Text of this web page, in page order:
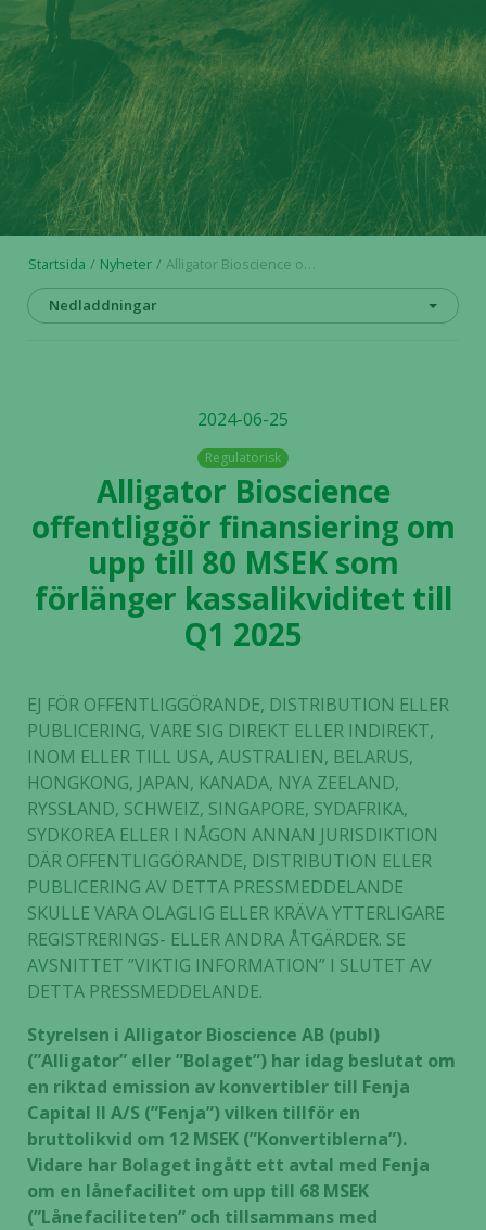
Startsida Nyheter Alligator Bioscience offentliggör finansiering om upp till 80 MSEK som förlänger kassalikviditet till Q1 2025
Nedladdningar
2024-06-25
Regulatorisk
Alligator Bioscience
offentliggör finansiering om
upp till 80 MSEK som
förlänger kassalikviditet till
Q1 2025
EJ FÖR OFFENTLIGGÖRANDE, DISTRIBUTION ELLER
PUBLICERING, VARE SIG DIREKT ELLER INDIREKT,
INOM ELLER TILL USA, AUSTRALIEN, BELARUS,
HONGKONG, JAPAN, KANADA, NYA ZEELAND,
RYSSLAND, SCHWEIZ, SINGAPORE, SYDAFRIKA,
SYDKOREA ELLER I NÅGON ANNAN JURISDIKTION
DÄR OFFENTLIGGÖRANDE, DISTRIBUTION ELLER
PUBLICERING AV DETTA PRESSMEDDELANDE
SKULLE VARA OLAGLIG ELLER KRÄVA YTTERLIGARE
REGISTRERINGS- ELLER ANDRA ÅTGÄRDER. SE
AVSNITTET ”VIKTIG INFORMATION” I SLUTET AV
DETTA PRESSMEDDELANDE.
Styrelsen i Alligator Bioscience AB (publ)
(”Alligator” eller ”Bolaget”) har idag beslutat om
en riktad emission av konvertibler till Fenja
Capital II A/S (”Fenja”) vilken tillför en
bruttolikvid om 12 MSEK (”Konvertiblerna”).
Vidare har Bolaget ingått ett avtal med Fenja
om en lånefacilitet om upp till 68 MSEK
(”Lånefaciliteten” och tillsammans med